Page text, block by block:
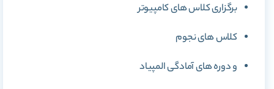
برگزاری کلاس های کامپیوتر
کلاس های نجوم
و دوره های آمادگی المپیاد